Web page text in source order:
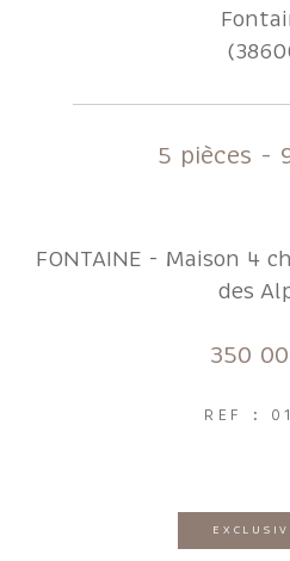
5 pièces -
FONTAINE - Maison 4
des
350
REF :